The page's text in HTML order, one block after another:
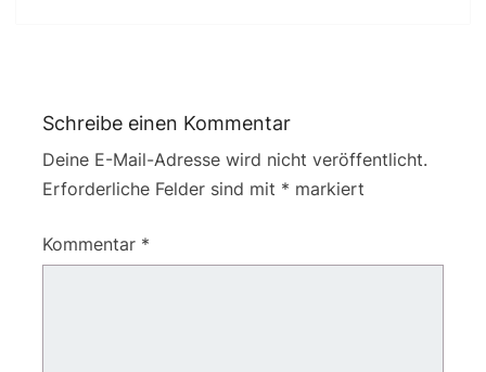
Schreibe einen Kommentar
Deine E-Mail-Adresse wird nicht veröffentlicht.
Erforderliche Felder sind mit * markiert
Kommentar *